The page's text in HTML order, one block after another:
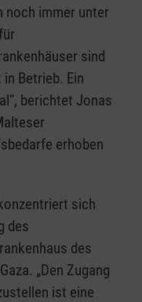
noch immer unter
sind
Betrieb. Ein
berichtet Jonas
erhoben
sich
des
des
„Den Zugang
ist eine